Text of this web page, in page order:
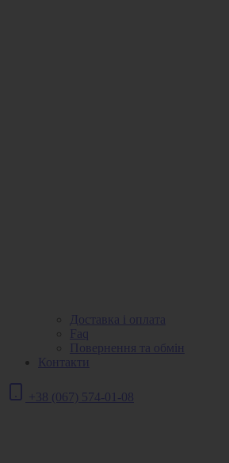
Доставка і оплата
Faq
Повернення та обмін
Контакти
+38 (067) 574-01-08